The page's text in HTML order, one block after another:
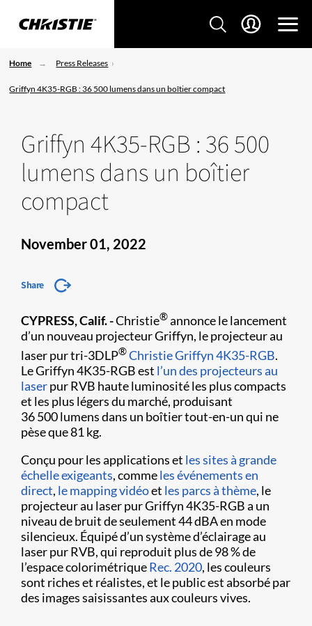
Home Press Releases
Griffyn 4K35-RGB : 36 500 lumens dans un boîtier compact
Griffyn 4K35-RGB : 36 500
lumens dans un boîtier
compact
November 01, 2022
Share
CYPRESS, Calif. -Christie®annonce le lancement
d’un nouveau projecteur Griffyn, le projecteur au
laser pur tri-3DLP®Christie Griffyn 4K35-RGB.
Le Griffyn 4K35-RGB est l’un des projecteurs au
laserpur RVB haute luminosité les plus compacts
et les plus légers du marché, produisant
36 500 lumens dans un boîtier tout-en-un qui ne
pèse que 81 kg.
Conçu pour les applications et les sites à grande
échelle exigeants, commeles événements en
direct, le mapping vidéoet les parcs à thème, le
projecteur au laser pur Griffyn 4K35-RGB a un
niveau de bruit de seulement 44 dBA en mode
silencieux. Équipé d’un système d’éclairage au
laser pur RVB, qui reproduit plus de 98 % de
l’espace colorimétriqueRec. 2020, les couleurs
sont riches et réalistes, et le public est absorbé par
des images saisissantes aux couleurs vives.